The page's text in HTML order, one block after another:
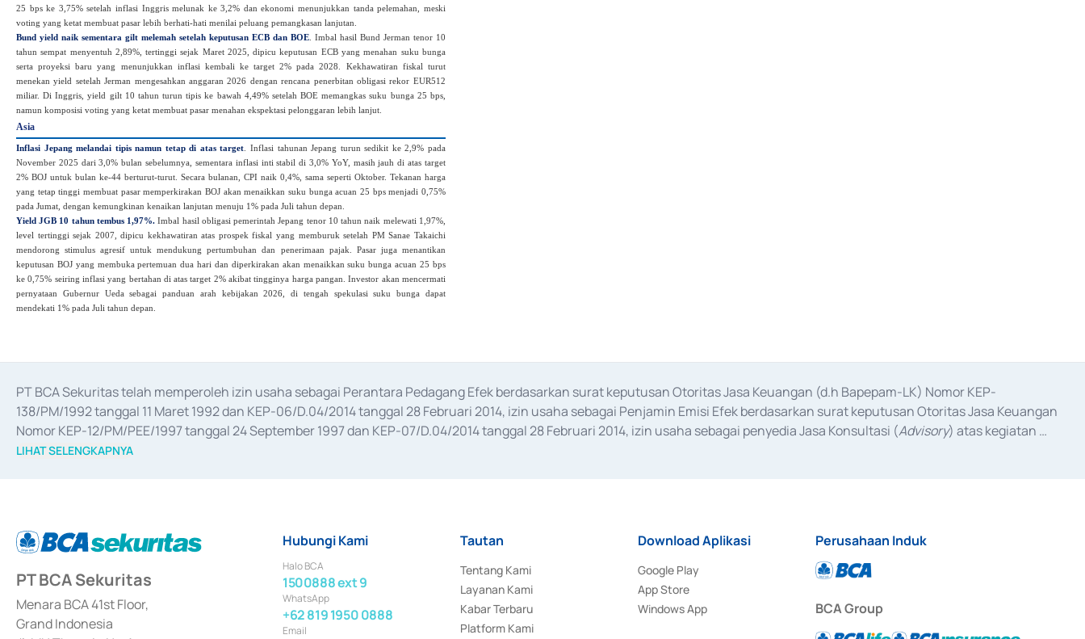
25 bps ke 3,75% setelah inflasi Inggris melunak ke 3,2% dan ekonomi menunjukkan tanda pelemahan, meski
voting yang ketat membuat pasar lebih berhati‑hati menilai peluang pemangkasan lanjutan.
Bund yield naik sementara gilt melemah setelah keputusan ECB dan BOE. Imbal hasil Bund Jerman tenor 10
tahun sempat menyentuh 2,89%, tertinggi sejak Maret 2025, dipicu keputusan ECB yang menahan suku bunga
serta proyeksi baru yang menunjukkan inflasi kembali ke target 2% pada 2028. Kekhawatiran fiskal turut
menekan yield setelah Jerman mengesahkan anggaran 2026 dengan rencana penerbitan obligasi rekor EUR512
miliar. Di Inggris, yield gilt 10 tahun turun tipis ke bawah 4,49% setelah BOE memangkas suku bunga 25 bps,
namun komposisi voting yang ketat membuat pasar menahan ekspektasi pelonggaran lebih lanjut.
Asia
Inflasi Jepang melandai tipis namun tetap di atas target . Inflasi tahunan Jepang turun sedikit ke 2,9% pada
November 2025 dari 3,0% bulan sebelumnya, sementara inflasi inti stabil di 3,0% YoY, masih jauh di atas target
2% BOJ untuk bulan ke‑44 berturut‑turut. Secara bulanan, CPI naik 0,4%, sama seperti Oktober. Tekanan harga
yang tetap tinggi membuat pasar memperkirakan BOJ akan menaikkan suku bunga acuan 25 bps menjadi 0,75%
pada Jumat, dengan kemungkinan kenaikan lanjutan menuju 1% pada Juli tahun depan.
Yield JGB 10 tahun tembus 1,97%. Imbal hasil obligasi pemerintah Jepang tenor 10 tahun naik melewati 1,97%,
level tertinggi sejak 2007, dipicu kekhawatiran atas prospek fiskal yang memburuk setelah PM Sanae Takaichi
mendorong stimulus agresif untuk mendukung pertumbuhan dan penerimaan pajak. Pasar juga menantikan
keputusan BOJ yang membuka pertemuan dua hari dan diperkirakan akan menaikkan suku bunga acuan 25 bps
ke 0,75% seiring inflasi yang bertahan di atas target 2% akibat tingginya harga pangan. Investor akan mencermati
pernyataan Gubernur Ueda sebagai panduan arah kebijakan 2026, di tengah spekulasi suku bunga dapat
mendekati 1% pada Juli tahun depan.
PT BCA Sekuritas telah memperoleh izin usaha sebagai Perantara Pedagang Efek berdasarkan surat keputusan Otoritas Jasa Keuangan (d.h Bapepam-LK) Nomor KEP-
138/PM/1992 tanggal 11 Maret 1992 dan KEP-06/D.04/2014 tanggal 28 Februari 2014, izin usaha sebagai Penjamin Emisi Efek berdasarkan surat keputusan Otoritas Jasa Keuangan
Nomor KEP-12/PM/PEE/1997 tanggal 24 September 1997 dan KEP-07/D.04/2014 tanggal 28 Februari 2014, izin usaha sebagai penyedia Jasa Konsultasi (Advisory) atas kegiatan
merger, akuisisi, divestasi, dan
LIHAT SELENGKAPNYA
PT BCA Sekuritas
Menara BCA 41st Floor,
Grand Indonesia
Hubungi Kami
Halo BCA
1500888 ext 9
WhatsApp
+62 819 1950 0888
Email
Tautan
Tentang Kami
Layanan Kami
Kabar Terbaru
Platform Kami
Download Aplikasi
Google Play
App Store
Windows App
Perusahaan Induk
BCA Group